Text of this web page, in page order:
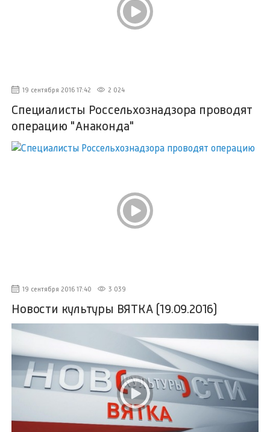
19 сентября 2016 17:42 2 024
Специалисты Россельхознадзора проводят
операцию "Анаконда"
19 сентября 2016 17:40 3 039
Новости культуры ВЯТКА (19.09.2016)